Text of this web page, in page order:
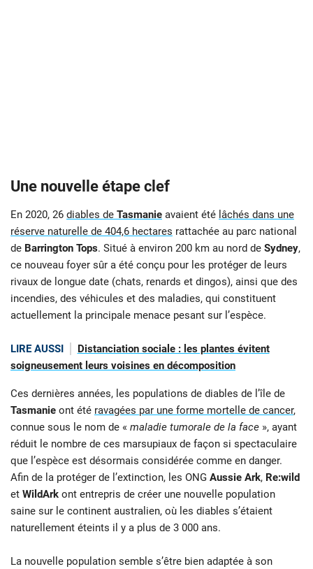
Une nouvelle étape clef
En 2020, 26 diables de Tasmanie avaient été lâchés dans une
réserve naturelle de 404,6 hectares rattachée au parc national
de Barrington Tops. Situé à environ 200 km au nord de Sydney,
ce nouveau foyer sûr a été conçu pour les protéger de leurs
rivaux de longue date (chats, renards et dingos), ainsi que des
incendies, des véhicules et des maladies, qui constituent
actuellement la principale menace pesant sur l’espèce.
LIRE AUSSI
Distanciation sociale : les plantes évitent
soigneusement leurs voisines en décomposition
Ces dernières années, les populations de diables de l’île de
Tasmanie ont été ravagées par une forme mortelle de cancer,
connue sous le nom de « maladie tumorale de la face », ayant
réduit le nombre de ces marsupiaux de façon si spectaculaire
que l’espèce est désormais considérée comme en danger.
Afin de la protéger de l’extinction, les ONG Aussie Ark, Re:wild
et WildArk ont entrepris de créer une nouvelle population
saine sur le continent australien, où les diables s’étaient
naturellement éteints il y a plus de 3 000 ans.
La nouvelle population semble s’être bien adaptée à son